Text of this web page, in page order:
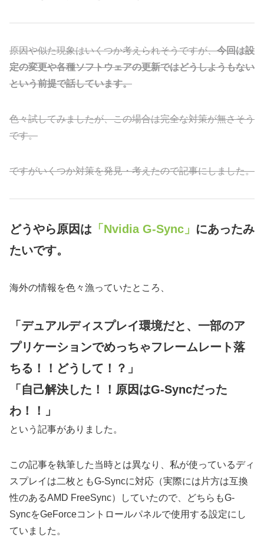
原因や似た現象はいくつか考えられそうですが、今回は設
定の変更や各種ソフトウェアの更新ではどうしようもない
という前提で話しています。
色々試してみましたが、この場合は完全な対策が無さそう
です。
ですがいくつか対策を発見・考えたので記事にしました。
どうやら原因は 「Nvidia G-Sync」 にあったみ
たいです。
海外の情報を色々漁っていたところ、
「デュアルディスプレイ環境だと、一部のア
プリケーションでめっちゃフレームレート落
ちる！！どうして！？」
「自己解決した！！原因はG-Syncだった
わ！！」
という記事がありました。
この記事を執筆した当時とは異なり、私が使っているディ
スプレイは二枚ともG-Syncに対応（実際には片方は互換
性のあるAMD FreeSync）していたので、どちらもG-
SyncをGeForceコントロールパネルで使用する設定にし
ていました。